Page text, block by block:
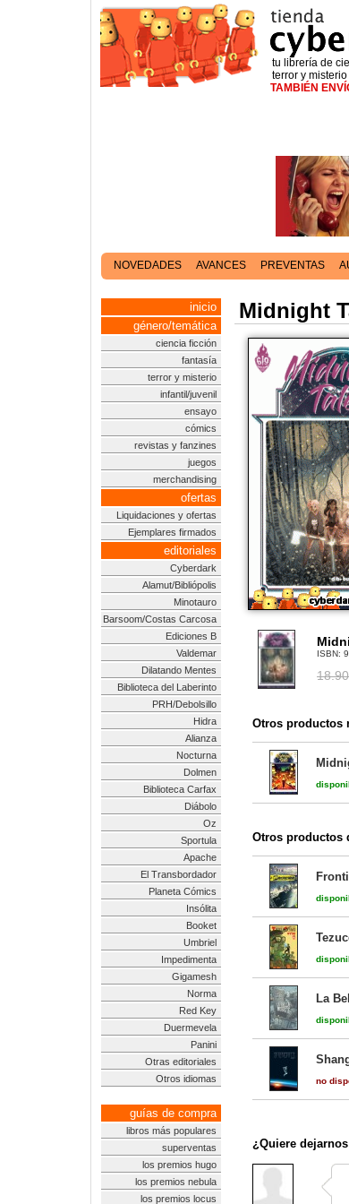
tu librería de
terror y
TAMBIÉN
NOVEDADES AVANCES PREVENTAS
inicio
género/temática
ciencia ficción
fantasía
terror y misterio
infantil/juvenil
ensayo
cómics
revistas y fanzines
juegos
merchandising
ofertas
Liquidaciones y ofertas
Ejemplares firmados
editoriales
Cyberdark
Alamut/Bibliópolis
Minotauro
Barsoom/Costas Carcosa
Ediciones B
Valdemar
Dilatando Mentes
Biblioteca del Laberinto
PRH/Debolsillo
Hidra
Alianza
Nocturna
Dolmen
Biblioteca Carfax
Diábolo
Oz
Sportula
Apache
El Transbordador
Planeta Cómics
Insólita
Booket
Umbriel
Impedimenta
Gigamesh
Norma
Red Key
Duermevela
Panini
Otras editoriales
Otros idiomas
guías de compra
libros más populares
superventas
los premios hugo
los premios nebula
los premios locus
Midnight
ISBN:
Otros productos
Otros productos
La
no
¿Quiere